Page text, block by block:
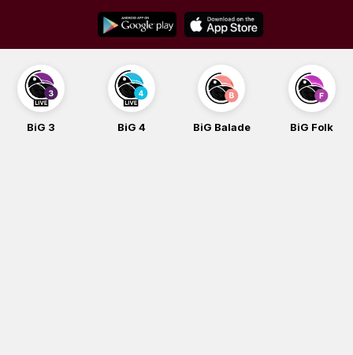
content
BiG Balade BiG Folk BiG